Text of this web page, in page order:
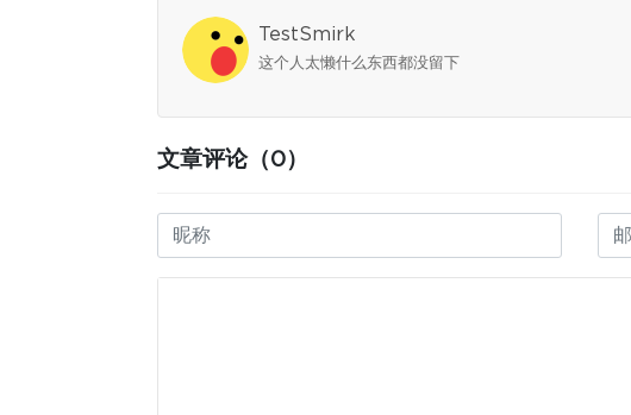
TestSmirk
这个人太懒什么东西都没留下
文章评论（0）